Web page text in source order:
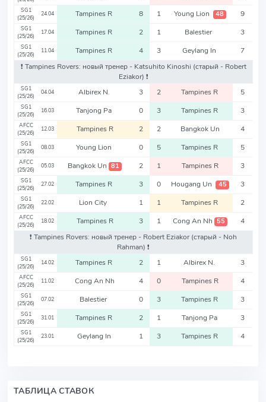
SG1
(25/26)
24.04 Tampines R 8 1 Young Lion 48 9
SG1
(25/26)
17.04 Tampines R 2 1 Balestier 3
SG1
(25/26)
11.04 Tampines R 4 3 Geylang In
7
❗️ Tampines Rovers: новый тренер - Katsuhito Kinoshi (старый - Robert
Eziakor) ❗️
SG1
(25/26)
04.04 Albirex N. 3 2 Tampines R 5
SG1
(25/26)
16.03 Tanjong Pa 0 3 Tampines R 3
AFCC
(25/26)
12.03 Tampines R 2 2 Bangkok Un 4
SG1
(25/26)
08.03 Young Lion 0 5 Tampines R 5
AFCC
(25/26)
05.03 Bangkok Un 81 2 1 Tampines R 3
SG1
(25/26)
27.02 Tampines R 3 0 Hougang Un 45 3
SG1
(25/26)
22.02 Lion City 1 1 Tampines R 2
AFCC
(25/26)
18.02 Tampines R 3 1 Cong An Nh 55
4
❗️ Tampines Rovers: новый тренер - Robert Eziakor(старый - Noh
Rahman) ❗️
SG1
(25/26)
14.02 Tampines R 2 1 Albirex N. 3
AFCC
(25/26)
11.02 Cong An Nh 4 0 Tampines R 4
SG1
(25/26)
07.02 Balestier 0 3 Tampines R 3
SG1
(25/26)
31.01 Tampines R 2 1 Tanjong Pa 3
SG1
(25/26)
23.01 Geylang In 1 3 Tampines R 4
ТАБЛИЦА СТАВОК